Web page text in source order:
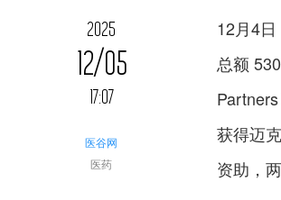
2025
12/05
17:07
医谷网
医药
12月4
总额
获得迈
资助，